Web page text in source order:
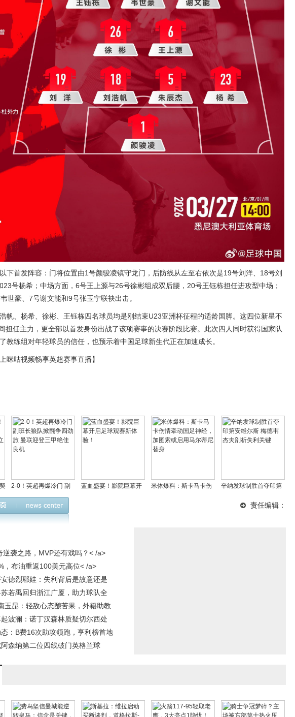
下首发阵容：门将位置由1号颜骏凌镇守龙门，后防线从左至右依次是19号刘洋、18号刘
23号杨希；中场方面，6号王上源与26号徐彬组成双后腰，20号王钰栋担任进攻型中场；
世豪、7号谢文能和9号张玉宁联袂出击。
帆、杨希、徐彬、王钰栋四名球员均是刚结束U23亚洲杯征程的适龄国脚。这四位新星不
担任主力，更全部以首发身份出战了该项赛事的决赛阶段比赛。此次四人同时获得国家队
教练组对年轻球员的信任，也预示着中国足球新生代正在加速成长。
咪咕视频畅享英超赛事直播】
2-0！英超再爆冷门 副
班长狼队掀翻争四劲旅
曼联迎登三甲绝佳良机
蓝血盛宴！影院巨幕开
米体爆料：斯卡马卡伤
辛纳发球制胜首夺印第
责任编辑：
逆袭之路，MVP还有戏吗？< /a>
，布油重返100美元高位< /a>
德烈耶娃：失利背后是故意还是
若禹回归浙江广厦，助力球队全
玉昆：轻敌心态酿苦果，外籍助教
波澜：诺丁汉森林质疑切尔西处
革< /a>
：B费16次助攻领跑，亨利榜首地
森纳第二位四线破门英格兰球